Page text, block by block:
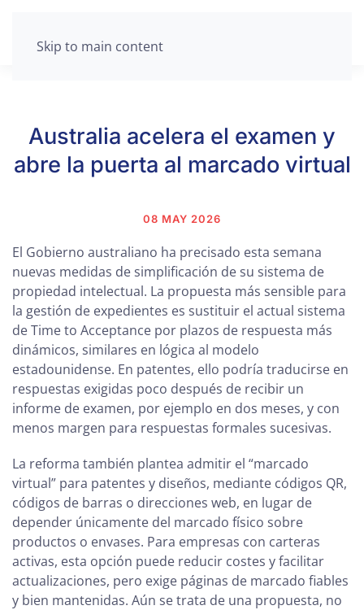
Skip to main content
Australia acelera el examen y
abre la puerta al marcado virtual
08 MAY 2026
El Gobierno australiano ha precisado esta semana
nuevas medidas de simplificación de su sistema de
propiedad intelectual. La propuesta más sensible para
la gestión de expedientes es sustituir el actual sistema
de Time to Acceptance por plazos de respuesta más
dinámicos, similares en lógica al modelo
estadounidense. En patentes, ello podría traducirse en
respuestas exigidas poco después de recibir un
informe de examen, por ejemplo en dos meses, y con
menos margen para respuestas formales sucesivas.
La reforma también plantea admitir el “marcado
virtual” para patentes y diseños, mediante códigos QR,
códigos de barras o direcciones web, en lugar de
depender únicamente del marcado físico sobre
productos o envases. Para empresas con carteras
activas, esta opción puede reducir costes y facilitar
actualizaciones, pero exige páginas de marcado fiables
y bien mantenidas. Aún se trata de una propuesta, no